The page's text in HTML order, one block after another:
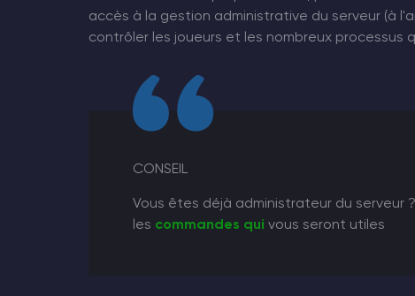
accès à la gestion administrative du serveur (à
contrôler les joueurs et les nombreux processus
CONSEIL
Vous êtes déjà administrateur du serveur
les commandes qui vous seront utiles